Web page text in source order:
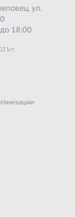
ул.
18:00